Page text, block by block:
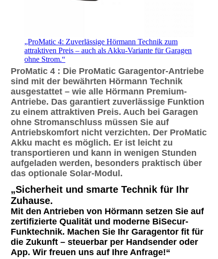
„ProMatic 4: Zuverlässige Hörmann Technik zum
attraktiven Preis – auch als Akku-Variante für Garagen
ohne Strom.“
ProMatic 4 : Die ProMatic Garagentor-Antriebe
sind mit der bewährten Hörmann Technik
ausgestattet – wie alle Hörmann Premium-
Antriebe. Das garantiert zuverlässige Funktion
zu einem attraktiven Preis. Auch bei Garagen
ohne Stromanschluss müssen Sie auf
Antriebskomfort nicht verzichten. Der ProMatic
Akku macht es möglich. Er ist leicht zu
transportieren und kann in wenigen Stunden
aufgeladen werden, besonders praktisch über
das optionale Solar-Modul.
„Sicherheit und smarte Technik für Ihr
Zuhause.
Mit den Antrieben von Hörmann setzen Sie auf
zertifizierte Qualität und moderne BiSecur-
Funktechnik. Machen Sie Ihr Garagentor fit für
die Zukunft – steuerbar per Handsender oder
App. Wir freuen uns auf Ihre Anfrage!“